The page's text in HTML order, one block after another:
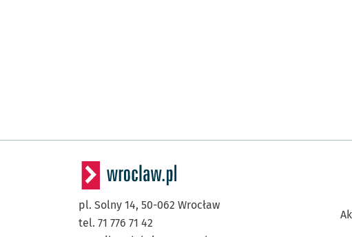
pl. Solny 14, 50-062 Wrocław
tel. 71 776 71 42